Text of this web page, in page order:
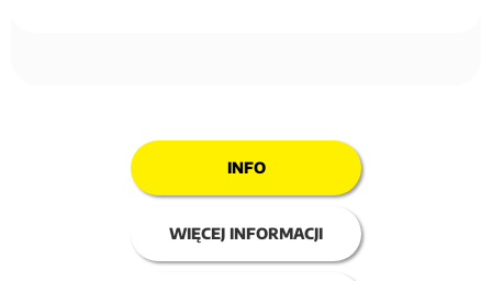
INFO
WIĘCEJ INFORMACJI